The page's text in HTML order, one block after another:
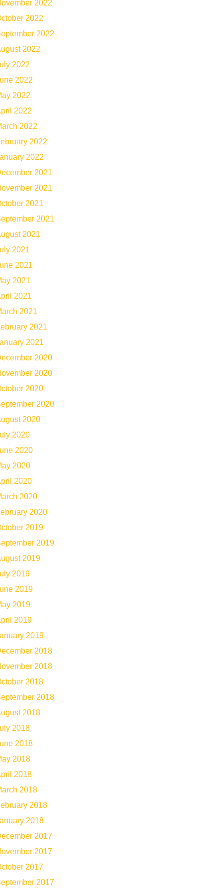
2022
2022
2022
2022
2022
2022
2022
2022
2022
2022
2022
2021
2021
2021
2021
2021
2021
2021
2021
2021
2021
2021
2021
2020
2020
2020
2020
2020
2020
2020
2020
2020
2020
2020
2019
2019
2019
2019
2019
2019
2019
2019
2018
2018
2018
2018
2018
2018
2018
2018
2018
2018
2018
2018
2017
2017
2017
2017